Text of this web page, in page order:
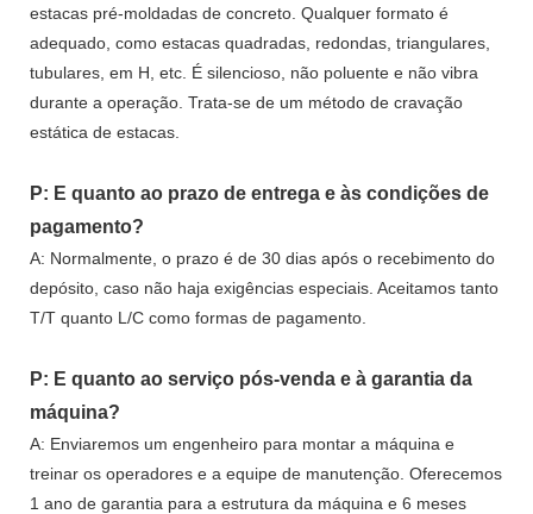
estacas pré-moldadas de concreto. Qualquer formato é
adequado, como estacas quadradas, redondas, triangulares,
tubulares, em H, etc. É silencioso, não poluente e não vibra
durante a operação. Trata-se de um método de cravação
estática de estacas.
P: E quanto ao prazo de entrega e às condições de
pagamento?
A: Normalmente, o prazo é de 30 dias após o recebimento do
depósito, caso não haja exigências especiais. Aceitamos tanto
T/T quanto L/C como formas de pagamento.
P: E quanto ao serviço pós-venda e à garantia da
máquina?
A: Enviaremos um engenheiro para montar a máquina e
treinar os operadores e a equipe de manutenção. Oferecemos
1 ano de garantia para a estrutura da máquina e 6 meses